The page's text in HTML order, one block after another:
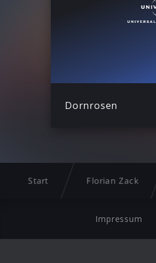
Dornrosen
Start Florian Zack
Impressum